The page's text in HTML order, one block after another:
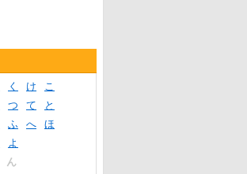
く け
こ
つ て
と
ふ へ
ほ
よ
ん